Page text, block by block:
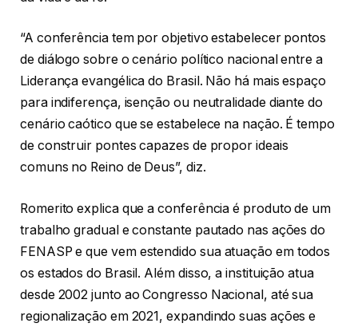
“A conferência tem por objetivo estabelecer pontos
de diálogo sobre o cenário político nacional entre a
Liderança evangélica do Brasil. Não há mais espaço
para indiferença, isenção ou neutralidade diante do
cenário caótico que se estabelece na nação. É tempo
de construir pontes capazes de propor ideais
comuns no Reino de Deus”, diz.
Romerito explica que a conferência é produto de um
trabalho gradual e constante pautado nas ações do
FENASP e que vem estendido sua atuação em todos
os estados do Brasil. Além disso, a instituição atua
desde 2002 junto ao Congresso Nacional, até sua
regionalização em 2021, expandindo suas ações e